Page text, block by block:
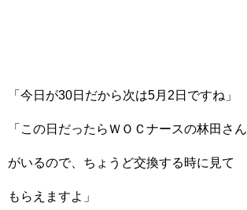
「今日が30日だから次は5月2日ですね」
「この日だったらＷＯＣナースの林田さん
がいるので、ちょうど交換する時に見て
もらえますよ」